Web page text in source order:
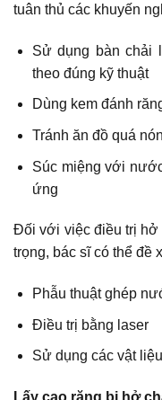
tuân thủ các khuyến
Sử dụng bàn chải
theo đúng kỹ thuật
Dùng kem đánh
Tránh ăn đồ quá
Súc miệng với
ứng
Đối với việc điều trị hở
trọng, bác sĩ có thể đề
Phẫu thuật ghép
Điều trị bằng laser
Sử dụng các vật